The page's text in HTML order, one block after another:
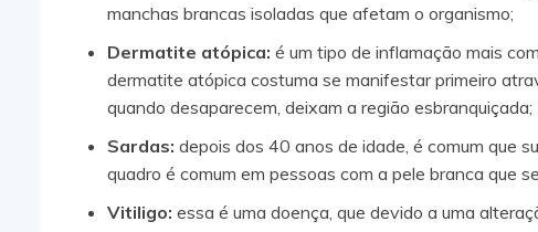
manchas brancas isoladas que afetam o organismo;
Dermatite atópica: é um tipo de inflamação mais
dermatite atópica costuma se manifestar primeiro
quando desaparecem, deixam a região esbranquiçada;
Sardas: depois dos 40 anos de idade, é comum que
quadro é comum em pessoas com a pele branca que
Vitiligo: essa é uma doença, que devido a uma